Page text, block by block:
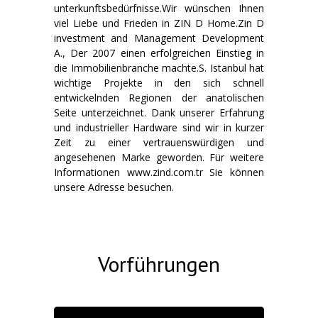
unterkunftsbedürfnisse.Wir wünschen Ihnen
viel Liebe und Frieden in ZIN D Home.Zin D
investment and Management Development
A., Der 2007 einen erfolgreichen Einstieg in
die Immobilienbranche machte.S. Istanbul hat
wichtige Projekte in den sich schnell
entwickelnden Regionen der anatolischen
Seite unterzeichnet. Dank unserer Erfahrung
und industrieller Hardware sind wir in kurzer
Zeit zu einer vertrauenswürdigen und
angesehenen Marke geworden. Für weitere
Informationen www.zind.com.tr Sie können
unsere Adresse besuchen.
Vorführungen